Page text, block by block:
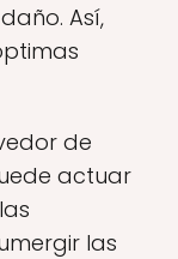
Así,
de
actuar
las